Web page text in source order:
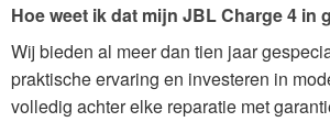
Hoe weet ik dat mijn JBL Charge 4 in
Wij bieden al meer dan tien jaar
praktische ervaring en investeren in
volledig achter elke reparatie met